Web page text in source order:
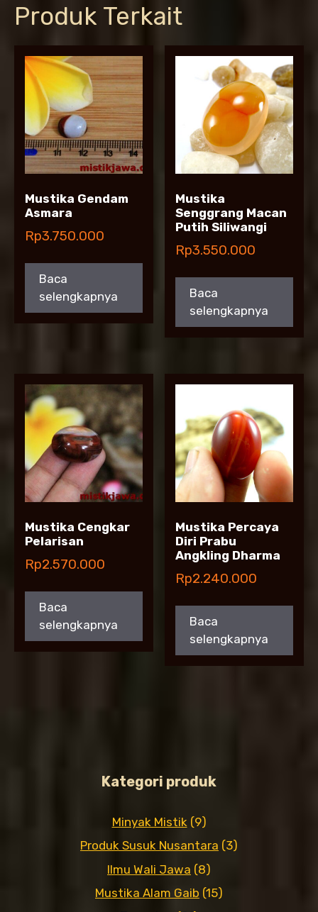
Produk Terkait
Mustika Gendam
Asmara
Rp3.750.000
Baca
selengkapnya
Mustika
Senggrang Macan
Putih Siliwangi
Rp3.550.000
Baca
selengkapnya
Mustika Cengkar
Pelarisan
Rp2.570.000
Baca
selengkapnya
Mustika Percaya
Diri Prabu
Angkling Dharma
Rp2.240.000
Baca
selengkapnya
Kategori produk
Minyak Mistik (9)
Produk Susuk Nusantara (3)
Ilmu Wali Jawa (8)
Mustika Alam Gaib (15)